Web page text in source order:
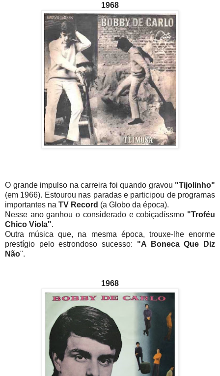
1968
O grande impulso na carreira foi quando gravou "Tijolinho"
(em 1966). Estourou nas paradas e participou de programas
importantes na TV Record (a Globo da época).
Nesse ano ganhou o considerado e cobiçadíssmo "Troféu
Chico Viola".
Outra música que, na mesma época, trouxe-lhe enorme
prestígio pelo estrondoso sucesso: "A Boneca Que Diz
Não".
1968